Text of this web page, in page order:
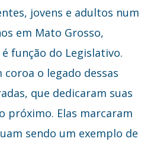
jovens e adultos num
em Mato Grosso,
função do Legislativo.
coroa o legado dessas
que dedicaram suas
próximo. Elas marcaram
sendo um exemplo de